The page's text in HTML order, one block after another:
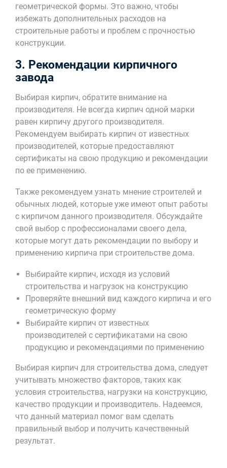
геометрической формы. Это важно, чтобы
избежать дополнительных расходов на
строительные работы и проблем с прочностью
конструкции.
3. Рекомендации кирпичного
завода
Выбирая кирпич, обратите внимание на
производителя. Не всегда кирпич одной марки
равен кирпичу другого производителя.
Рекомендуем выбирать кирпич от известных
производителей, которые предоставляют
сертификаты на свою продукцию и рекомендации
по ее применению.
Также рекомендуем узнать мнение строителей и
обычных людей, которые уже имеют опыт работы
с кирпичом данного производителя. Обсуждайте
свой выбор с профессионалами своего дела,
которые могут дать рекомендации по выбору и
применению кирпича при строительстве дома.
Выбирайте кирпич, исходя из условий
строительства и нагрузок на конструкцию
Проверяйте внешний вид каждого кирпича и его
геометрическую форму
Выбирайте кирпич от известных
производителей с сертификатами на свою
продукцию и рекомендациями по применению
Выбирая кирпич для строительства дома, следует
учитывать множество факторов, таких как
условия строительства, нагрузки на конструкцию,
качество продукции и производитель. Надеемся,
что данный материал помог вам сделать
правильный выбор и получить качественный
результат.